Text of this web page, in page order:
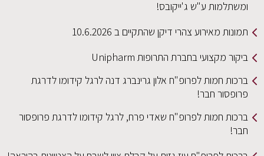
ומשתלמות ע"ש ג'ייקובס!
תמונות מאירוע צהרי דיקן שהתקיים ב 10.6.2026
ביקור מקצועי בחברת התרופות Unipharm
ברכות חמות לפרופ"ח אלון גרינברג דנה לרגל קידומו לדרגת
פרופסור חבר!
ברכות חמות לפרופ"ח שאדי פרח, לרגל קידומו לדרגת פרופסור
חבר!